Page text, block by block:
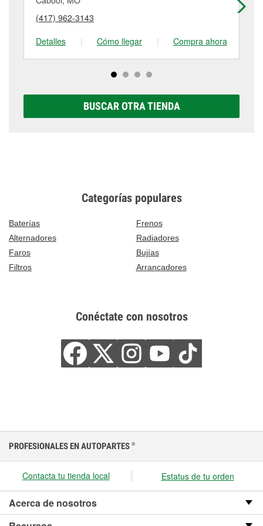
más detalles, contáctanos al
visítanos en 1701 N Main St, Mountain Grove, MO.
tienda #126 para obtener más información.
(417) 962-3143
Detalles
| Cómo llegar | Compra ahora
BUSCAR OTRA TIENDA
Categorías populares
Baterías
Frenos
Alternadores
Radiadores
Faros
Bujías
Filtros
Arrancadores
Conéctate con nosotros
PROFESIONALES EN AUTOPARTES ®
Contacta tu tienda local Estatus de tu orden
Acerca de nosotros